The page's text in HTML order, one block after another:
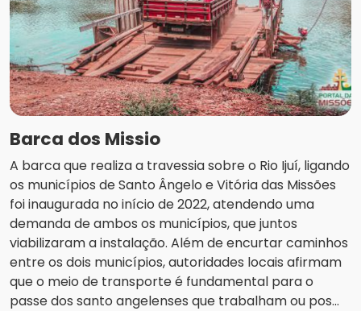
Barca dos Missio
A barca que realiza a travessia sobre o Rio Ijuí, ligando
os municípios de Santo Ângelo e Vitória das Missões
foi inaugurada no início de 2022, atendendo uma
demanda de ambos os municípios, que juntos
viabilizaram a instalação. Além de encurtar caminhos
entre os dois municípios, autoridades locais afirmam
que o meio de transporte é fundamental para o
passe dos santo angelenses que trabalham ou pos...